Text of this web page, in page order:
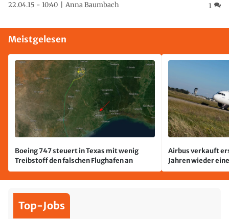
22.04.15 - 10:40 Anna Baumbach 1
Meistgelesen
Boeing 747 steuert in Texas mit wenig
Treibstoff den falschen Flughafen an
Airbus verkauft
Jahren wieder
Top-Jobs